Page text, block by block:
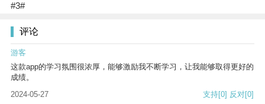
#3#
评论
游客
这款app的学习氛围很浓厚，能够激励我不断学习，让我能够取得更好的
成绩。
2024-05-27
支持[0] 反对[0]